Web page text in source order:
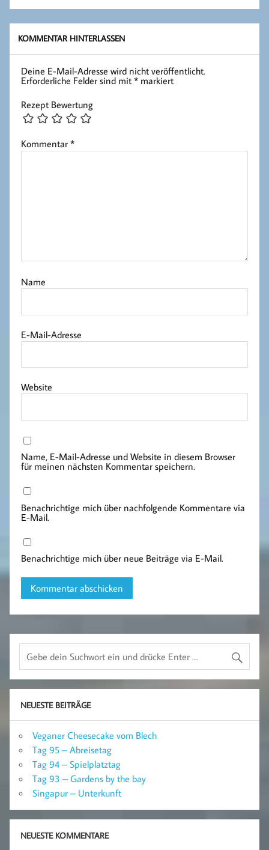
KOMMENTAR HINTERLASSEN
Deine E-Mail-Adresse wird nicht veröffentlicht.
Erforderliche Felder sind mit* markiert
Rezept Bewertung
Kommentar*
Name
E-Mail-Adresse
Website
Name, E-Mail-Adresse und Website in diesem Browser
für meinen nächsten Kommentar speichern.
Benachrichtige mich über nachfolgende Kommentare via
E-Mail.
Benachrichtige mich über neue Beiträge via E-Mail.
NEUESTE BEITRÄGE
Veganer Cheesecake vom Blech
Tag 95 – Abreisetag
Tag 94 – Spielplatztag
Tag 93 – Gardens by the bay
Singapur – Unterkunft
NEUESTE KOMMENTARE